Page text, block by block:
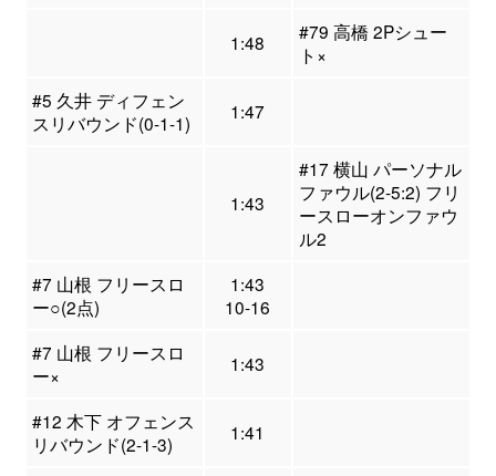
1:48
#79 高橋 2Pシュー
ト×
#5 久井 ディフェン
スリバウンド(0-1-1)
1:47
1:43
#17 横山 パーソナル
ファウル(2-5:2) フリ
ースローオンファウ
ル2
#7 山根 フリースロ
ー○(2点)
1:43
10-16
#7 山根 フリースロ
ー×
1:43
#12 木下 オフェンス
リバウンド(2-1-3)
1:41